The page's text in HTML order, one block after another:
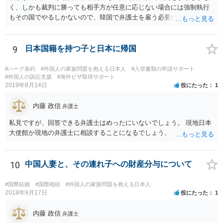
く、しかも裁判に勝っても相手方が任意に応じない場合には強制執行
もその国でやるしかないので、韓国で弁護士を雇う必要が出てきそう
できないのでしょうか。 そちらのほうが早い気がします。
9 日本国籍を持つ子と日本に帰国
#ハーグ条約 #外国人の家族問題を抱える日本人
#入管書類の申請サポート
#外国人の訴訟支援
#海外ビザ取得サポート
2019年8月14日 役にたった 1
内藤 政信 弁護士
私見ですが、回答できる弁護士はめったにいないでしょう。 現地日本
大使館か現地の弁護士に相談することになるでしょう。
10 中国人妻と、その連れ子への財産分与について
#国際結婚 #国際相続 #外国人の家族問題を抱える日本人
2018年9月17日 役にたった 1
内藤 政信 弁護士